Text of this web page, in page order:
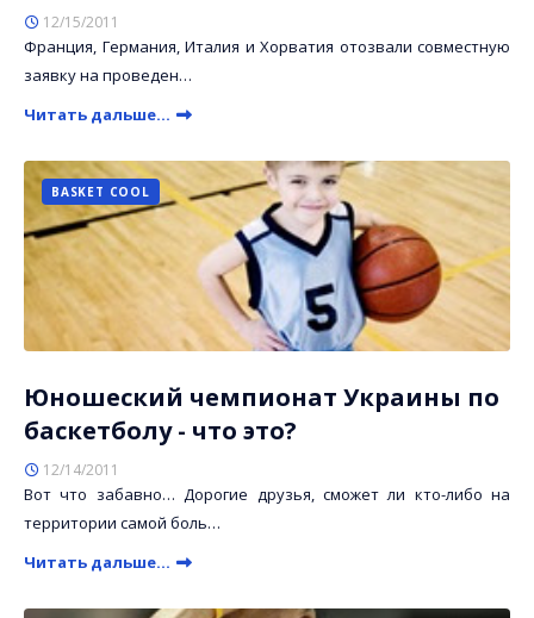
12/15/2011
Франция, Германия, Италия и Хорватия отозвали совместную
заявку на проведен…
Читать дальше...
BASKET COOL
Юношеский чемпионат Украины по
баскетболу - что это?
12/14/2011
Вот что забавно… Дорогие друзья, сможет ли кто-либо на
территории самой боль…
Читать дальше...